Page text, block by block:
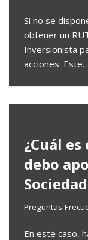
Si no se
obtener un
Inversionista
acciones. Este…
¿Cuál
debo
Preguntas
En este caso,